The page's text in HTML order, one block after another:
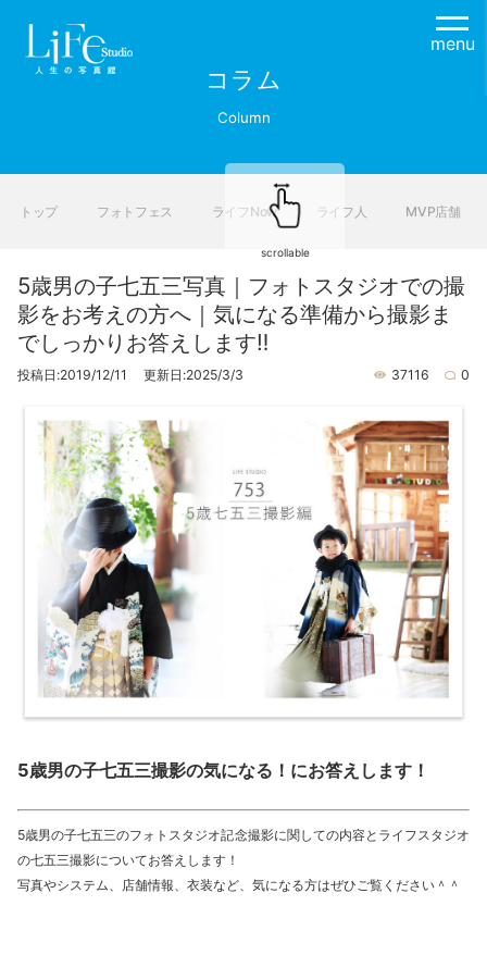
menu
コラム
Column
トップ フォトフェス ライフNow ライフ人 MVP店舗
5歳男の子七五三写真｜フォトスタジオでの撮
影をお考えの方へ｜気になる準備から撮影ま
でしっかりお答えします‼
投稿日:2019/12/11 更新日:2025/3/3 37116 0
5歳男の子七五三撮影の気になる！にお答えします！
5歳男の子七五三のフォトスタジオ記念撮影に関しての内容とライフスタジオ
の七五三撮影についてお答えします！
写真やシステム、店舗情報、衣装など、気になる方はぜひご覧ください＾＾